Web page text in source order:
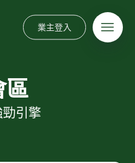
業主登入
區
引擎